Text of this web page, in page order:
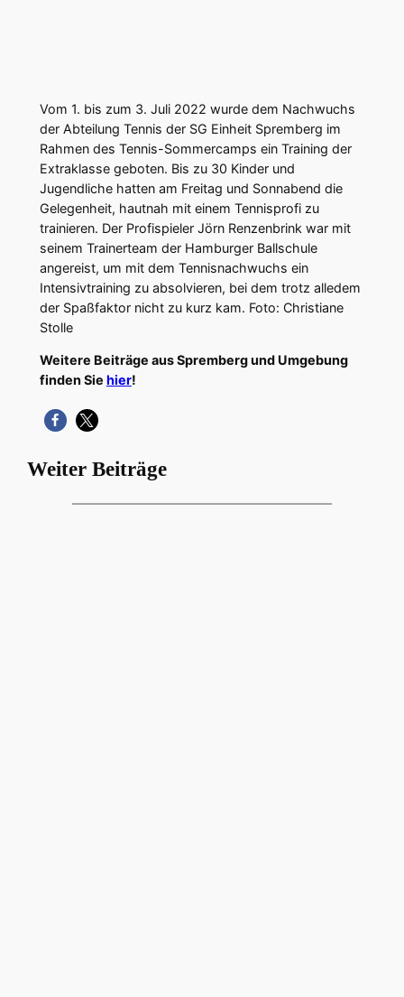
Vom 1. bis zum 3. Juli 2022 wurde dem Nachwuchs
der Abteilung Tennis der SG Einheit Spremberg im
Rahmen des Tennis-Sommercamps ein Training der
Extraklasse geboten. Bis zu 30 Kinder und
Jugendliche hatten am Freitag und Sonnabend die
Gelegenheit, hautnah mit einem Tennisprofi zu
trainieren. Der Profispieler Jörn Renzenbrink war mit
seinem Trainerteam der Hamburger Ballschule
angereist, um mit dem Tennisnachwuchs ein
Intensivtraining zu absolvieren, bei dem trotz alledem
der Spaßfaktor nicht zu kurz kam. Foto: Christiane
Stolle
Weitere Beiträge aus Spremberg und Umgebung
finden Sie hier!
Weiter Beiträge